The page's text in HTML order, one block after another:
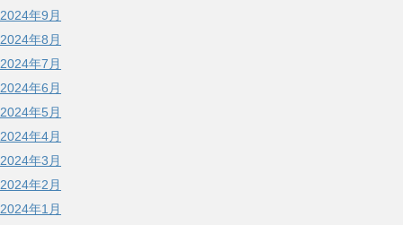
2024年9月
2024年8月
2024年7月
2024年6月
2024年5月
2024年4月
2024年3月
2024年2月
2024年1月